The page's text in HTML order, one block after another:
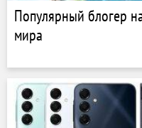
Популярный блогер
мира